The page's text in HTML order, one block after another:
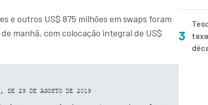
e outros US$ 875 milhões em swaps foram
manhã, com colocação integral de US$
3